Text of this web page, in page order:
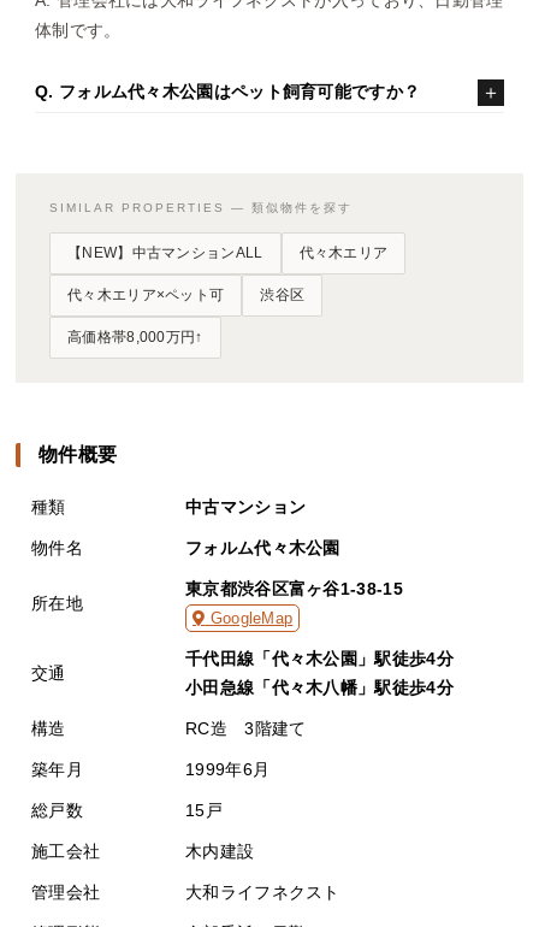
体制です。
Q. フォルム代々木公園はペット飼育可能ですか？
SIMILAR PROPERTIES — 類似物件を探す
【NEW】中古マンションALL 代々木エリア
代々木エリア×ペット可 渋谷区
高価格帯8,000万円↑
物件概要
種類 中古マンション
物件名 フォルム代々木公園
所在地
東京都渋谷区富ヶ谷1-38-15
GoogleMap
交通
千代田線「代々木公園」駅徒歩4分
小田急線「代々木八幡」駅徒歩4分
構造 RC造 3階建て
築年月 1999年6月
総戸数 15戸
施工会社 木内建設
管理会社 大和ライフネクスト